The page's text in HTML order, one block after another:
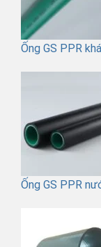
Ống GS PPR
Ống GS PPR